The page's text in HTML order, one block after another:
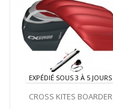
EXPÉDIÉ SOUS 3 À 5 JOURS
CROSS KITES BOARDER